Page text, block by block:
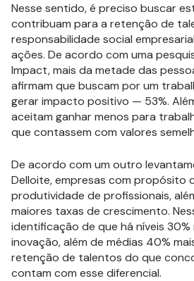
Nesse sentido, é preciso buscar
contribuam para a retenção de
responsabilidade social
ações. De acordo com uma
Impact, mais da metade das
afirmam que buscam por um
gerar impacto positivo — 53%.
aceitam ganhar menos para
que contassem com valores
De acordo com um outro
Delloite, empresas com propósito
produtividade de profissionais,
maiores taxas de crescimento.
identificação de que há níveis 30%
inovação, além de médias 40%
retenção de talentos do que
contam com esse diferencial.